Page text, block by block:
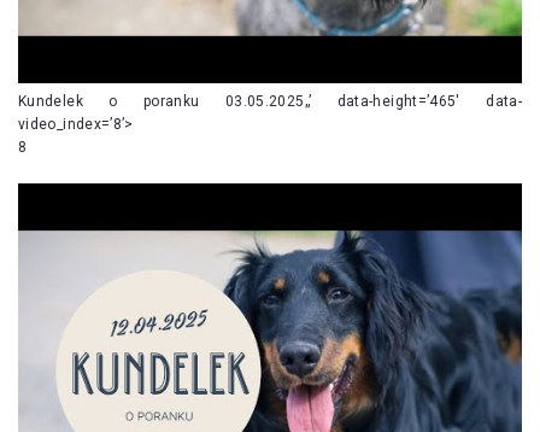
Kundelek o poranku 03.05.2025„’ data-height=’465′ data-
video_index=’8’>
8